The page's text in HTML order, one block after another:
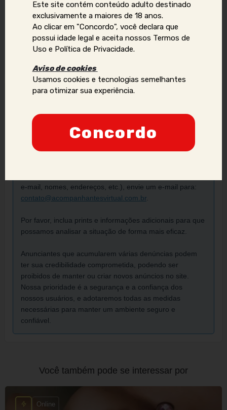
Tags
Camgirl Sexo Virtual
Denunciar anúncio
Aviso Importante:
Se você identificar golpes, conteúdos ilegais ou abusivos,
e-mail, nomes, endereços, etc.), envie um e-mail para:
contato@acompanhantesvirtual.com.br
Por favor, inclua prints e informações adicionais para que
possamos analisar a situação de forma mais eficaz.
Anunciantes que acumularem várias denúncias podem
ter sua credibilidade comprometida, podendo ser
proibidos de manter ou criar novos anúncios no site.
Nossa prioridade é a segurança e a confiança dos
nossos usuários, e adotaremos todas as medidas
necessárias para manter um ambiente seguro e
confiável.
Você também pode se interessar por
Online
Este site contém conteúdo adulto destinado
exclusivamente a maiores de 18 anos.
Ao clicar em "Concordo", você declara que
possui idade legal e aceita nossos Termos de
Uso e Política de Privacidade.
Aviso de cookies
Usamos cookies e tecnologias semelhantes
para otimizar sua experiência.
Concordo